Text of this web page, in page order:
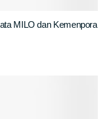
MILO dan Kemenpora